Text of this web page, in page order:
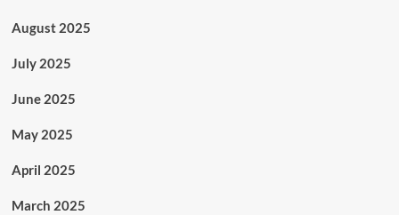
August 2025
July 2025
June 2025
May 2025
April 2025
March 2025